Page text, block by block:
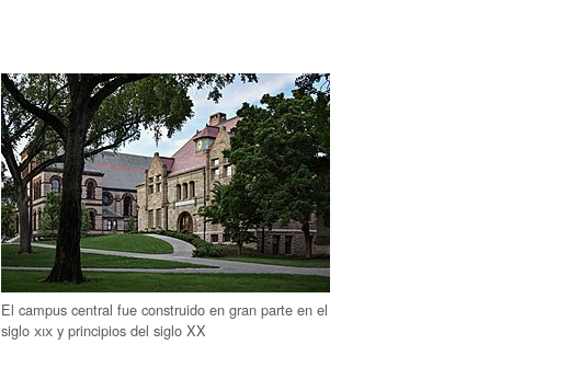
El campus central fue construido en gran parte en el
sigloxix y principios del siglo XX